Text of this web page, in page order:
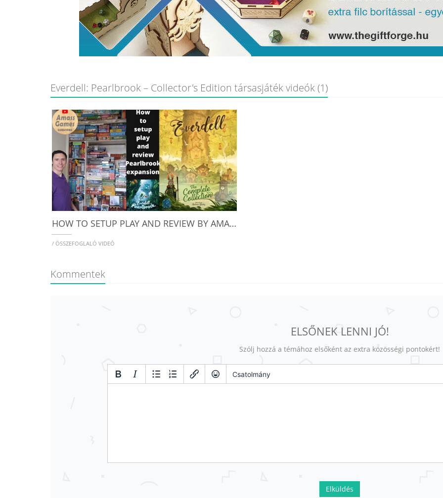
Everdell: Pearlbrook – Collector's Edition társasjáték videók (1)
HOW TO SETUP PLAY AND REVIEW BY AMASSGAMES
/ ÖSSZEFOGLALÓ VIDEÓ
Kommentek
ELSŐNEK LENNI JÓ!
Szólj hozzá a témához elsőként az extra közösségi pontokért!
Csatolmány
Elküldés